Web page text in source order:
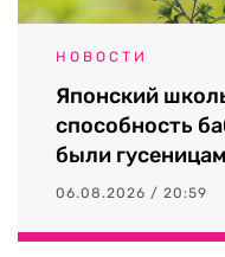
НОВОСТИ
Японский
способность
были
06.08.2026 / 20:59